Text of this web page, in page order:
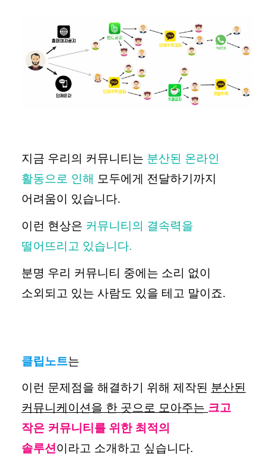
지금 우리의 커뮤니티는 분산된 온라인
활동으로 인해 모두에게 전달하기까지
어려움이 있습니다.
이런 현상은 커뮤니티의 결속력을
떨어뜨리고 있습니다.
분명 우리 커뮤니티 중에는 소리 없이
소외되고 있는 사람도 있을 테고 말이죠.
클립노트는
이런 문제점을 해결하기 위해 제작된 분산된
커뮤니케이션을 한 곳으로 모아주는 크고
작은 커뮤니티를 위한 최적의
솔루션이라고 소개하고 싶습니다.